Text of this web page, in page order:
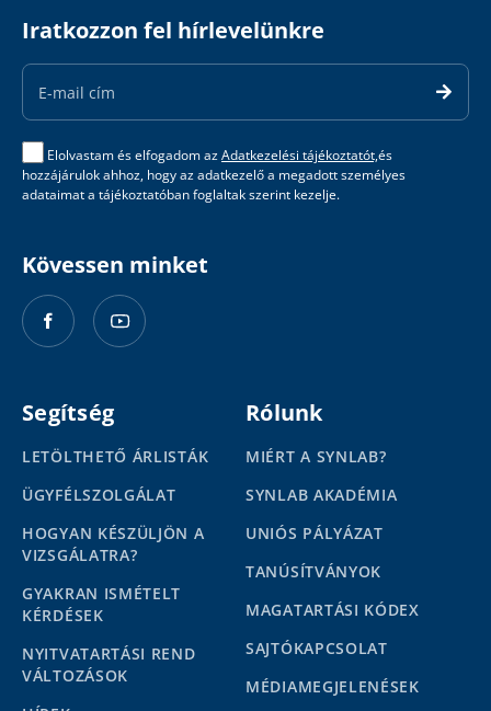
Iratkozzon fel hírlevelünkre
Email
Address
Elolvastam és elfogadom azAdatkezelési tájékoztatót,és
hozzájárulok ahhoz, hogy az adatkezelő a megadott személyes
adataimat a tájékoztatóban foglaltak szerint kezelje.
Kövessen minket
Segítség
LETÖLTHETŐ ÁRLISTÁK
ÜGYFÉLSZOLGÁLAT
HOGYAN KÉSZÜLJÖN A
VIZSGÁLATRA?
GYAKRAN ISMÉTELT
KÉRDÉSEK
NYITVATARTÁSI REND
VÁLTOZÁSOK
Rólunk
MIÉRT A SYNLAB?
SYNLAB AKADÉMIA
UNIÓS PÁLYÁZAT
TANÚSÍTVÁNYOK
MAGATARTÁSI KÓDEX
SAJTÓKAPCSOLAT
MÉDIAMEGJELENÉSEK